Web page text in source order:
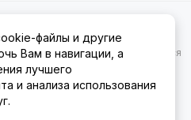
Карта сайта
характер и не является
офертой.
файлы и другие
Вам в навигации, а
лучшего
и анализа использования